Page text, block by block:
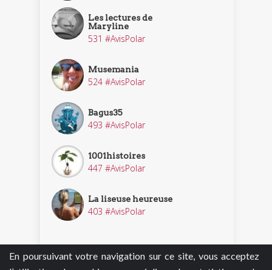
En poursuivant votre navigation sur ce site, vous acceptez
Les lectures de
Maryline
531 #AvisPolar
Musemania
524 #AvisPolar
Bagus35
493 #AvisPolar
1001histoires
447 #AvisPolar
La liseuse heureuse
403 #AvisPolar
Découvrir nos enquêteurs